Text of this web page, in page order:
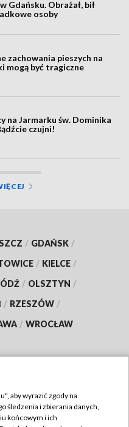
Gdańsku. Obrażał, bił
osoby
zachowania pieszych na
mogą być tragiczne
na Jarmarku św. Dominika
czujni!
/ GDAŃSK /
/ KIELCE /
/ OLSZTYN /
/ RZESZÓW /
/ WROCŁAW
aby wyrazić zgody na
śledzenia i zbierania danych,
końcowym i ich